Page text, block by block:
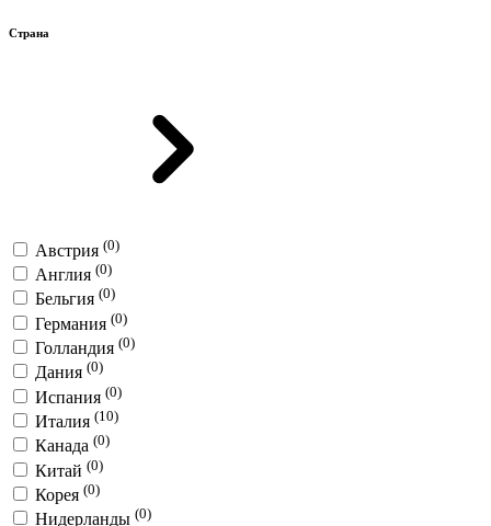
Страна
Австрия (0)
Англия (0)
Бельгия (0)
Германия (0)
Голландия (0)
Дания (0)
Испания (0)
Италия (10)
Канада (0)
Китай (0)
Корея (0)
Нидерланды (0)